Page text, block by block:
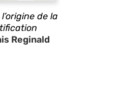
de la
Reginald